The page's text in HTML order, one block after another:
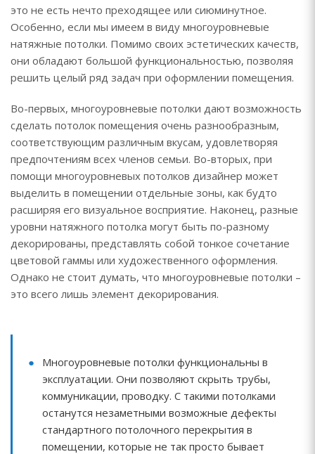
это не есть нечто преходящее или сиюминутное.
Особенно, если мы имеем в виду многоуровневые
натяжные потолки. Помимо своих эстетических качеств,
они обладают большой функциональностью, позволяя
решить целый ряд задач при оформлении помещения.
Во-первых, многоуровневые потолки дают возможность
сделать потолок помещения очень разнообразным,
соответствующим различным вкусам, удовлетворяя
предпочтениям всех членов семьи. Во-вторых, при
помощи многоуровневых потолков дизайнер может
выделить в помещении отдельные зоны, как будто
расширяя его визуальное восприятие. Наконец, разные
уровни натяжного потолка могут быть по-разному
декорированы, представлять собой тонкое сочетание
цветовой гаммы или художественного оформления.
Однако не стоит думать, что многоуровневые потолки –
это всего лишь элемент декорирования.
Многоуровневые потолки функциональны в
эксплуатации. Они позволяют скрыть трубы,
коммуникации, проводку. С такими потолками
останутся незаметными возможные дефекты
стандартного потолочного перекрытия в
помещении, которые не так просто бывает